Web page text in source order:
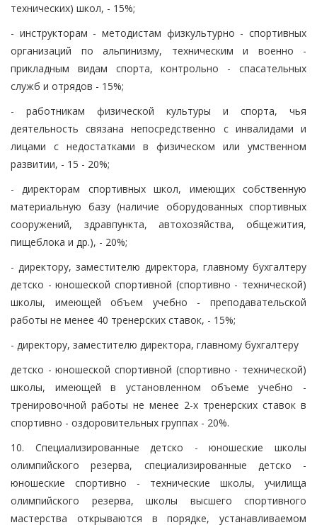
технических) школ, - 15%;
- инструкторам - методистам физкультурно - спортивных
организаций по альпинизму, техническим и военно -
прикладным видам спорта, контрольно - спасательных
служб и отрядов - 15%;
- работникам физической культуры и спорта, чья
деятельность связана непосредственно с инвалидами и
лицами с недостатками в физическом или умственном
развитии, - 15 - 20%;
- директорам спортивных школ, имеющих собственную
материальную базу (наличие оборудованных спортивных
сооружений, здравпункта, автохозяйства, общежития,
пищеблока и др.), - 20%;
- директору, заместителю директора, главному бухгалтеру
детско - юношеской спортивной (спортивно - технической)
школы, имеющей объем учебно - преподавательской
работы не менее 40 тренерских ставок, - 15%;
- директору, заместителю директора, главному бухгалтеру
детско - юношеской спортивной (спортивно - технической)
школы, имеющей в установленном объеме учебно -
тренировочной работы не менее 2-х тренерских ставок в
спортивно - оздоровительных группах - 20%.
10. Специализированные детско - юношеские школы
олимпийского резерва, специализированные детско -
юношеские спортивно - технические школы, училища
олимпийского резерва, школы высшего спортивного
мастерства открываются в порядке, устанавливаемом